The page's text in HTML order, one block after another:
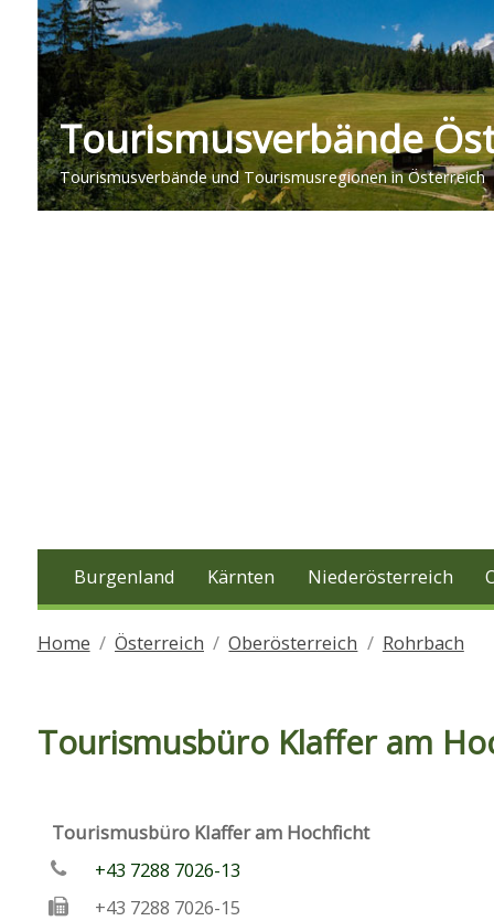
Tourismusverbände
Tourismusverbände und Tourismusregionen in Österreich
Burgenland Kärnten Niederösterreich
Home Österreich Oberösterreich Rohrbach
Tourismusbüro Klaffer am
Tourismusbüro Klaffer am Hochficht
+43 7288 7026-13
+43 7288 7026-15